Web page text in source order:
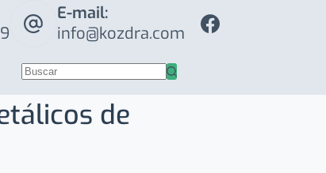
E-mail:
info@kozdra.com
de